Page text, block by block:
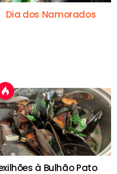
Dia dos Namorados
à Bulhão Pato